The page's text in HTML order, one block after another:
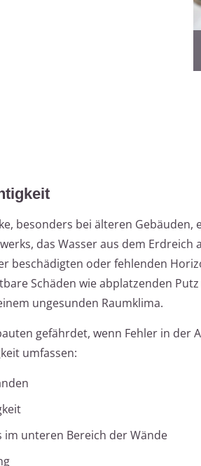
besonders bei älteren Gebäuden,
das Wasser aus dem
beschädigten oder fehlenden
Schäden wie abplatzenden
ungesunden Raumklima.
gefährdet, wenn Fehler in der
umfassen:
unteren Bereich der Wände